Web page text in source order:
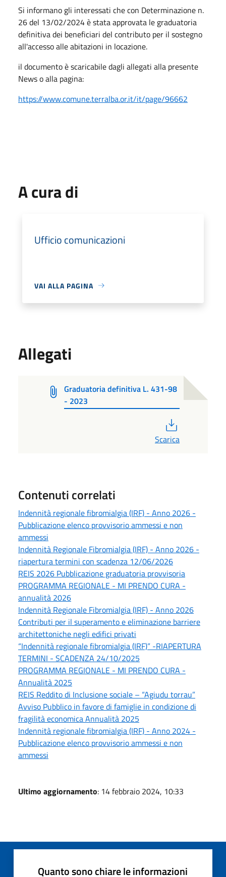
Si informano gli interessati che con Determinazione n.
26 del 13/02/2024 è stata approvata le graduatoria
definitiva dei beneficiari del contributo per il sostegno
all'accesso alle abitazioni in locazione.
il documento è scaricabile dagli allegati alla presente
News o alla pagina:
https://www.comune.terralba.or.it/it/page/96662
A cura di
Ufficio comunicazioni
VAI ALLA PAGINA
Allegati
Graduatoria definitiva L. 431-98
- 2023
Scarica
Contenuti correlati
Indennità regionale fibromialgia (IRF) - Anno 2026 -
Pubblicazione elenco provvisorio ammessi e non
ammessi
Indennità Regionale Fibromialgia (IRF) - Anno 2026 -
riapertura termini con scadenza 12/06/2026
REIS 2026 Pubblicazione graduatoria provvisoria
PROGRAMMA REGIONALE - MI PRENDO CURA -
annualità 2026
Indennità Regionale Fibromialgia (IRF) - Anno 2026
Contributi per il superamento e eliminazione barriere
architettoniche negli edifici privati
“Indennità regionale fibromialgia (IRF)” -RIAPERTURA
TERMINI - SCADENZA 24/10/2025
PROGRAMMA REGIONALE - MI PRENDO CURA -
Annualità 2025
REIS Reddito di Inclusione sociale – “Agiudu torrau”
Avviso Pubblico in favore di famiglie in condizione di
fragilità economica Annualità 2025
Indennità regionale fibromialgia (IRF) - Anno 2024 -
Pubblicazione elenco provvisorio ammessi e non
ammessi
Ultimo aggiornamento: 14 febbraio 2024, 10:33
Quanto sono chiare le informazioni